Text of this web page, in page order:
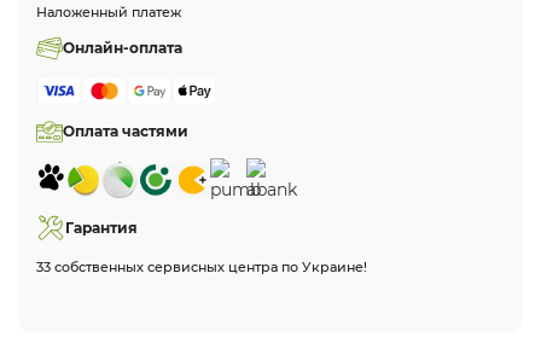
Наложенный платеж
Онлайн-оплата
Оплата частями
Гарантия
33 собственных сервисных центра по Украине!